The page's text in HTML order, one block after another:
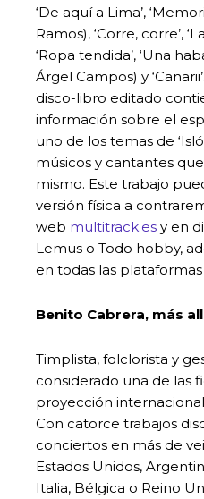
‘De aquí a Lima’,
Ramos), ‘Corre, corre’,
‘Ropa tendida’, ‘Una
Árgel Campos) y
disco-libro editado
información sobre el
uno de los temas de
músicos y cantantes
mismo. Este trabajo
versión física a
web multitrack.es y en
Lemus o Todo hobby,
en todas las plataformas
Benito Cabrera, más
Timplista, folclorista y
considerado una de las
proyección
Con catorce trabajos
conciertos en más de
Estados Unidos,
Italia, Bélgica o Reino